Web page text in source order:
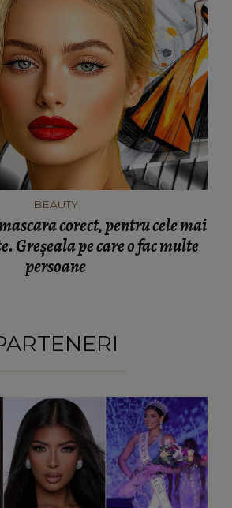
BEAUTY
corect, pentru cele mai
Greșeala pe care o fac multe
persoane